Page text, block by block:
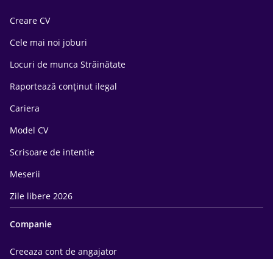
Creare CV
Cele mai noi joburi
Locuri de munca Străinătate
Raportează conținut ilegal
Cariera
Model CV
Scrisoare de intentie
Meserii
Zile libere 2026
Companie
Creeaza cont de angajator